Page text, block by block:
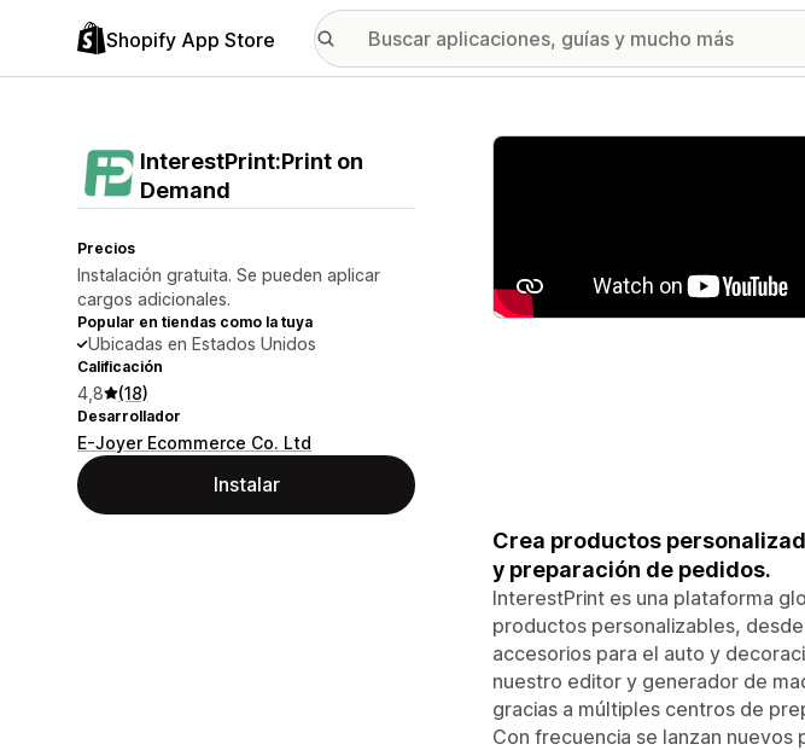
Shopify App Store
InterestPrint:Print on
Demand
Precios
Instalación gratuita. Se pueden aplicar
cargos adicionales.
Popular en tiendas como la tuya
Ubicadas en Estados Unidos
Calificación
4,8 (18)
Desarrollador
E-Joyer Ecommerce Co. Ltd
Instalar
Galería de imágenes destacadas
Crea productos
y preparación de pedidos.
InterestPrint es una plataforma
productos personalizables,
accesorios para el auto y
nuestro editor y generador de
gracias a múltiples centros de
Con frecuencia se lanzan